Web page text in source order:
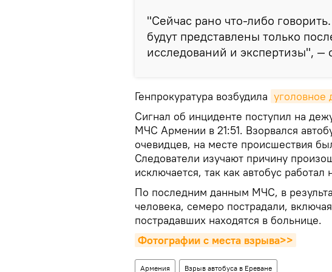
"Сейчас рано что-либо
будут представлены только
исследований и экспертизы", —
Генпрокуратура возбудила уголовное
Сигнал об инциденте поступил на
МЧС Армении в 21:51. Взорвался
очевидцев, на месте происшествия
Следователи изучают причину
исключается, так как автобус работал
По последним данным МЧС, в
человека, семеро пострадали,
пострадавших находятся в больнице.
Фотографии с места взрыва>>
Армения Взрыв автобуса в Ереване